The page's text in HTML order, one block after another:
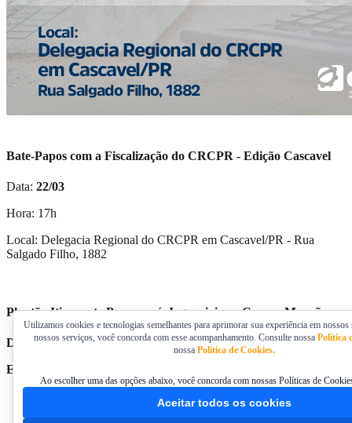
Bate-Papos com a Fiscalização do CRCPR - Edição Cascavel
Data: 22/03
Hora: 17h
Local: Delegacia Regional do CRCPR em Cascavel/PR - Rua
Salgado Filho, 1882
Plantão Itinerante Paranavaí, Jaguariaiva e Campo Mourão
Datas: A definir
Em breve, mais informações!
Utilizamos cookies e tecnologias semelhantes para aprimorar sua experiência em
nossos serviços, você concorda com esse acompanhamento. Consulte nossa Política
nossa Política de Cookies.
Ao escolher uma das opções abaixo, você concorda com nossas Políticas de
Aceitar todos os cookies